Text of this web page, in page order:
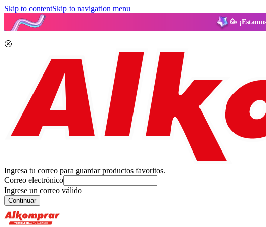
Skip to contentSkip to navigation menu
🥳
Ingresa tu correo para guardar productos favoritos.
Correo electrónico
Ingrese un correo válido
Continuar